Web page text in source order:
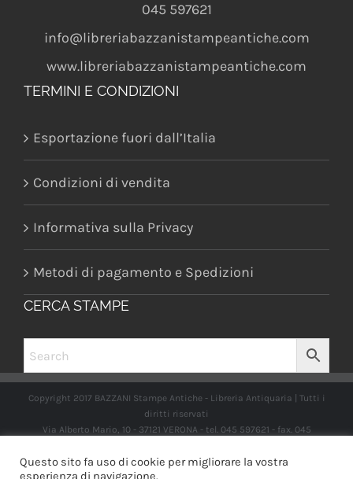
045 597621
info@libreriabazzanistampeantiche.com
www.libreriabazzanistampeantiche.com
TERMINI E CONDIZIONI
Esportazione fuori dall’Italia
Condizioni di vendita
Informativa sulla Privacy
Metodi di pagamento e Spedizioni
CERCA STAMPE
Copyright 2017 BAZZANI Stampe Antiche - Libreria Antiquaria | Tutti i
diritti riservati
Via Alberto Mario, 10 - 37121 VERONA - tel. 045 597621 - fax. 045
IT03989970235
Questo sito fa uso di cookie per migliorare la vostra
esperienza di navigazione.